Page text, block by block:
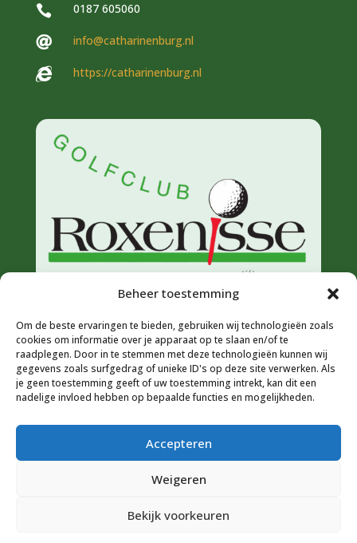
Beheer toestemming
Om de beste ervaringen te bieden, gebruiken wij technologieën zoals
cookies om informatie over je apparaat op te slaan en/of te
raadplegen. Door in te stemmen met deze technologieën kunnen wij
gegevens zoals surfgedrag of unieke ID's op deze site verwerken. Als
je geen toestemming geeft of uw toestemming intrekt, kan dit een
nadelige invloed hebben op bepaalde functies en mogelijkheden.
Accepteren
Weigeren
Bekijk voorkeuren
 0187 605060
 info@catharinenburg.nl
 https://catharinenburg.nl
Cookiebeleid (EU)